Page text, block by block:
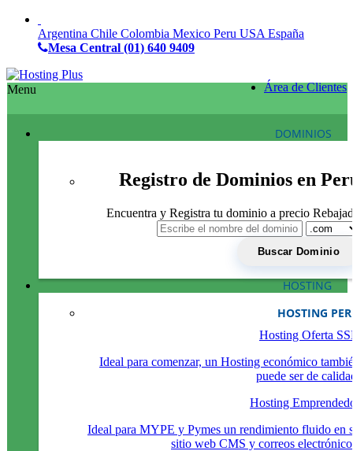
Argentina Chile Colombia Mexico Peru USA España
Mesa Central (01) 640 9409
Área de Clientes
Menu
DOMINIOS
Registro de Dominios en
Encuentra y Registra tu dominio a precio
HOSTING
HOSTING
Hosting Oferta
Ideal para comenzar, un Hosting económico
puede ser de
Hosting
Ideal para MYPE y Pymes un rendimiento fluido en
sitio web CMS y correos